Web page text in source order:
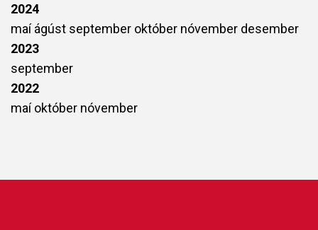
2024
maíágúst september október nóvember desember
2023
september
2022
maíoktóber nóvember